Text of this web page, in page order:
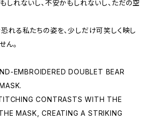
しれないし、不安かもしれないし、ただの空
れる私たちの姿を、少しだけ可笑しく映し
ん。
EMBROIDERED DOUBLET BEAR
CONTRASTS WITH THE
MASK, CREATING A STRIKING